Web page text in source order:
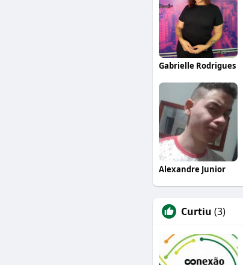
Gabrielle Rodrigues
Alexandre Junior
Curtiu (3)